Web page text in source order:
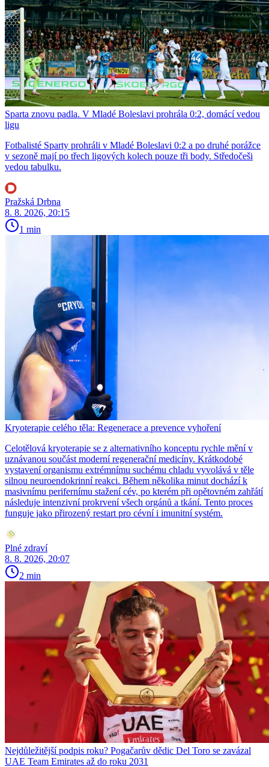
Sparta znovu padla. V Mladé Boleslavi prohrála 0:2, domácí vedou
ligu
Fotbalisté Sparty prohráli v Mladé Boleslavi 0:2 a po druhé porážce
v sezoně mají po třech ligových kolech pouze tři body. Středočeši
vedou tabulku.
Pražská Drbna
8. 8. 2026, 20:15
1 min
Kryoterapie celého těla: Regenerace a prevence vyhoření
Celotělová kryoterapie se z alternativního konceptu rychle mění v
uznávanou součást moderní regenerační medicíny. Krátkodobé
vystavení organismu extrémnímu suchému chladu vyvolává v těle
silnou neuroendokrinní reakci. Během několika minut dochází k
masivnímu perifernímu stažení cév, po kterém při opětovném zahřátí
následuje intenzivní prokrvení všech orgánů a tkání. Tento proces
funguje jako přirozený restart pro cévní i imunitní systém.
Plné zdraví
8. 8. 2026, 20:07
2 min
Nejdůležitější podpis roku? Pogačarův dědic Del Toro se zavázal
UAE Team Emirates až do roku 2031